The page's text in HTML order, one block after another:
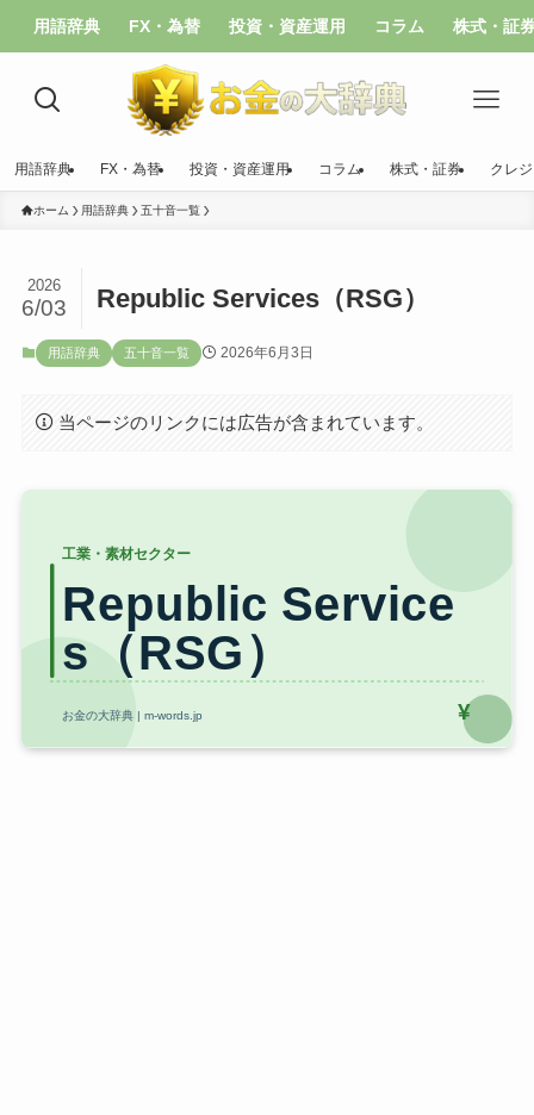
用語辞典 FX・為替 投資・資産運用 コラム 株式・証
用語辞典 FX・為替 投資・資産運用 コラム 株式・証券 クレ
ホーム 用語辞典 五十音一覧
Republic Services（RSG）
2026
6/03
用語辞典 五十音一覧 2026年6月3日
当ページのリンクには広告が含まれています。